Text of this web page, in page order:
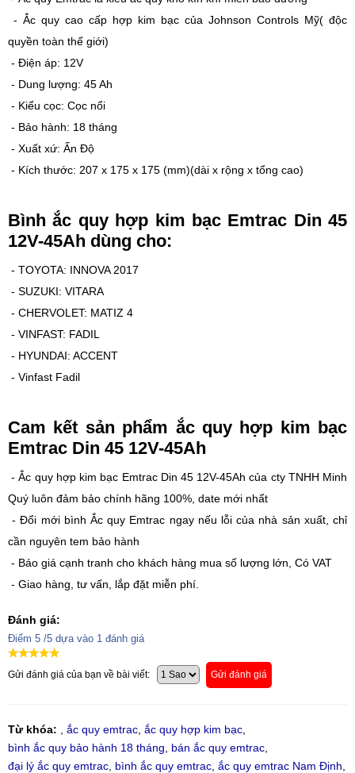
- Ắc quy cao cấp hợp kim bạc của Johnson Controls Mỹ( độc
quyền toàn thế giới)
- Điện áp: 12V
- Dung lượng: 45 Ah
- Kiểu cọc: Cọc nổi
- Bảo hành: 18 tháng
- Xuất xứ: Ấn Độ
- Kích thước: 207 x 175 x 175 (mm)(dài x rộng x tổng cao)
Bình ắc quy hợp kim bạc Emtrac Din 45
12V-45Ah dùng cho:
- TOYOTA: INNOVA 2017
- SUZUKI: VITARA
- CHERVOLET: MATIZ 4
- VINFAST: FADIL
- HYUNDAI: ACCENT
- Vinfast Fadil
Cam kết sản phẩm ắc quy hợp kim bạc
Emtrac Din 45 12V-45Ah
- Ắc quy hợp kim bạc Emtrac Din 45 12V-45Ah của cty TNHH Minh
Quý luôn đảm bảo chính hãng 100%, date mới nhất
- Đổi mới bình Ắc quy Emtrac ngay nếu lỗi của nhà sản xuất, chỉ
cần nguyên tem bảo hành
- Báo giá cạnh tranh cho khách hàng mua số lượng lớn, Có VAT
- Giao hàng, tư vấn, lắp đặt miễn phí.
Đánh giá:
Điểm 5 /5 dựa vào 1 đánh giá
Gửi đánh giá của bạn về bài viết: Gửi đánh giá
Từ khóa: ắc quy emtrac ắc quy hợp kim bạc
bình ắc quy bảo hành 18 tháng
bán ắc quy emtrac
đại lý ắc quy emtrac bình ắc quy emtrac ắc quy emtrac Nam Định